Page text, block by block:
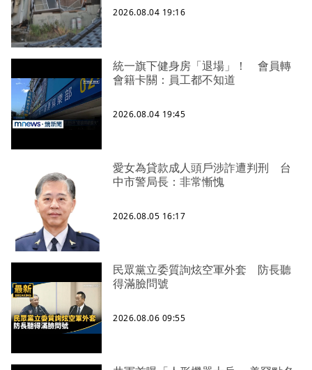
2026.08.04 19:16
統一旗下健身房「退場」！ 會員轉
會籍卡關：員工都不知道
2026.08.04 19:45
愛女為貸款成人頭戶涉詐遭判刑 台
中市警局長：非常慚愧
2026.08.05 16:17
民眾黨立委質詢炫空軍外套 防長聽
得滿臉問號
2026.08.06 09:55